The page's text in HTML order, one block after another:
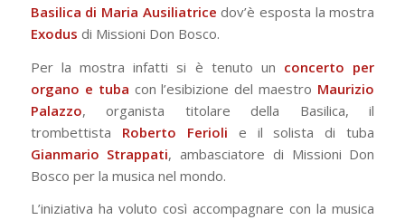
Basilica di Maria Ausiliatrice dov’è esposta la mostra
Exodus di Missioni Don Bosco.
Per la mostra infatti si è tenuto un concerto per
organo e tuba con l’esibizione del maestro Maurizio
Palazzo, organista titolare della Basilica, il
trombettista Roberto Ferioli e il solista di tuba
Gianmario Strappati, ambasciatore di Missioni Don
Bosco per la musica nel mondo.
L’iniziativa ha voluto così accompagnare con la musica